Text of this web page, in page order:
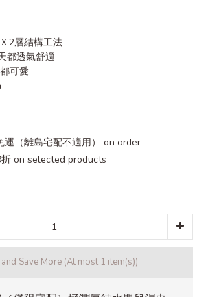
2層結構工法
都透氣舒適
可愛
運（離島宅配不適用） on order
on selected products
Save More (At most 1 item(s))